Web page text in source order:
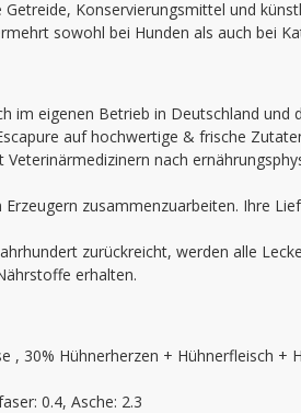
Konservierungsmittel und
sowohl bei Hunden als auch bei
im eigenen Betrieb in Deutschland und
auf hochwertige & frische
nach
zusammenzuarbeiten. Ihre
zurückreicht, werden alle
erhalten.
, 30% Hühnerherzen + Hühnerfleisch
0.4, Asche: 2.3